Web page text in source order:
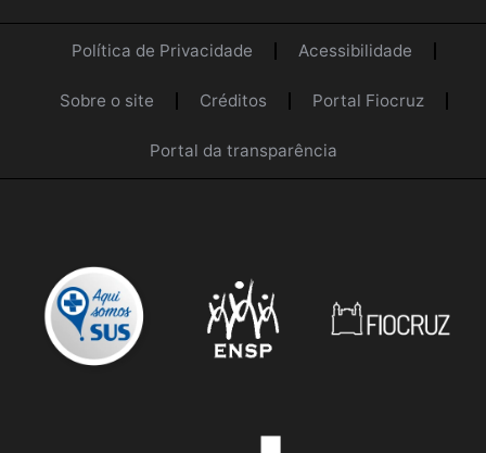
Política de Privacidade Acessibilidade
Sobre o site Créditos Portal Fiocruz
Portal da transparência